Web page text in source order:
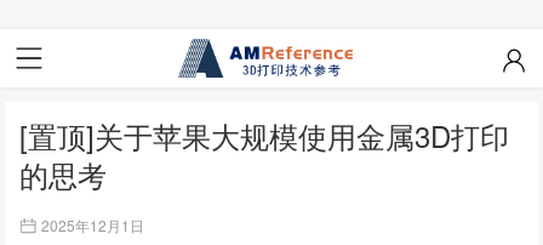
[置顶]关于苹果大规模使用金属3D打印
的思考
2025年12月1日